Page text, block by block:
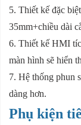
5. Thiết kế đặc
35mm+chiều dài
6. Thiết kế HMI
màn hình sẽ hiển
7. Hệ thống phun
dàng hơn.
Phụ kiện